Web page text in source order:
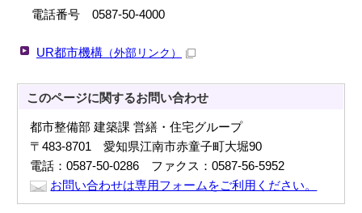
電話番号 0587-50-4000
UR都市機構 （外部リンク）
このページに関するお問い合わせ
都市整備部 建築課 営繕・住宅グループ
〒483-8701 愛知県江南市赤童子町大堀90
電話：0587-50-0286 ファクス：0587-56-5952
お問い合わせは専用フォームをご利用ください。